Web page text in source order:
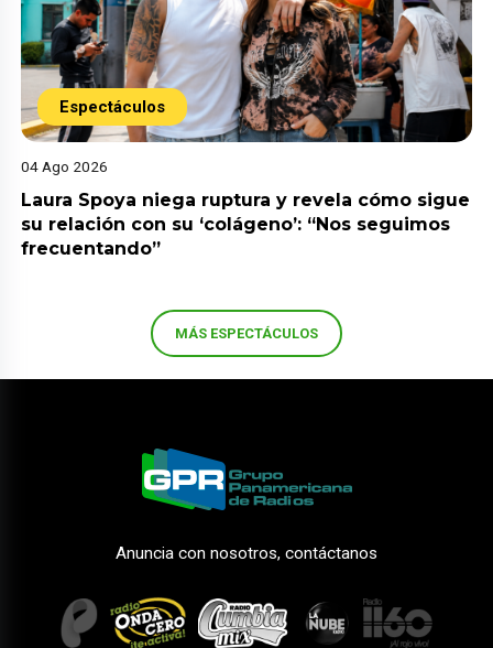
Espectáculos
04 Ago 2026
Laura Spoya niega ruptura y revela cómo sigue
su relación con su ‘colágeno’: “Nos seguimos
frecuentando”
MÁS ESPECTÁCULOS
Anuncia con nosotros, contáctanos